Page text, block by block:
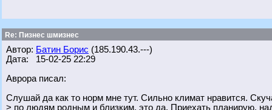
Re: Пизнес шмизнес
Автор: Батин Борис (185.190.43.---)
Дата: 15-02-25 22:29
Аврора писал:
Слушай да как то норм мне тут. Сильно климат нравится.
> по людям родным и близким, это да. Приехать планирую,